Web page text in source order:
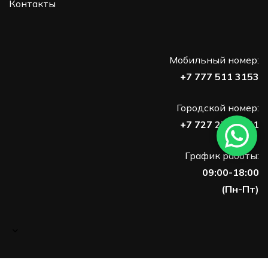
Контакты
Мобильный номер:
+7 777 511 3153
Городской номер:
+7 727 273 7751
График работы:
09:00-18:00
(Пн-Пт)